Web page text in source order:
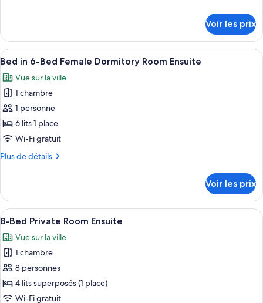
(Single
over
Double)
Ensuite
le
type
de
Triple
Room
(Single
over
Double)
Ensuite
Voir les prix
Afficher
toutes
les
photos
pour
ce
type
chambre :
6-
Bed
Female
Dormitory
Room
Ensuite
Une chambre avec un lit superposé,
4
Bed in 6-Bed Female Dormitory Room Ensuite
Vue sur la ville
1 chambre
1 personne
6 lits 1 place
Wi-Fi gratuit
Plus de détails
Plus
le
type
de
Bed
in
6-
Bed
Female
Dormitory
Voir les prix
Afficher
toutes
les
photos
pour
ce
type
Lits superposés avec une structure
6
8-Bed Private Room Ensuite
Vue sur la ville
1 chambre
8 personnes
4 lits superposés (1 place)
Wi-Fi gratuit